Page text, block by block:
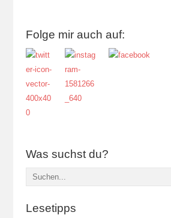
Folge mir auch auf:
Was suchst du?
Lesetipps